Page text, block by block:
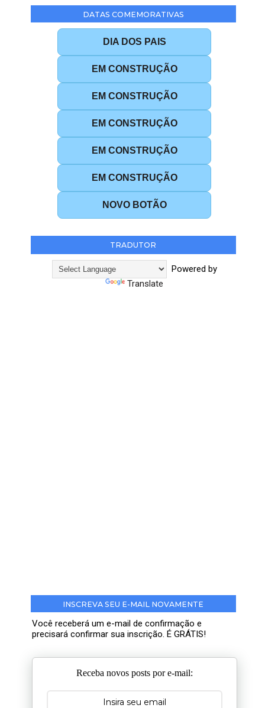
DATAS COMEMORATIVAS
DIA DOS PAIS
EM CONSTRUÇÃO
EM CONSTRUÇÃO
EM CONSTRUÇÃO
EM CONSTRUÇÃO
EM CONSTRUÇÃO
NOVO BOTÃO
TRADUTOR
Powered by
Translate
INSCREVA SEU E-MAIL NOVAMENTE
Você receberá um e-mail de confirmação e
precisará confirmar sua inscrição. É GRÁTIS!
Receba novos posts por e-mail: